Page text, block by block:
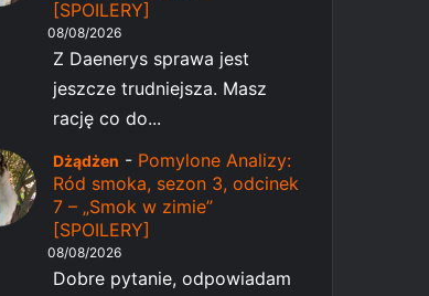
[SPOILERY]
08/08/2026
Z Daenerys sprawa jest
jeszcze trudniejsza. Masz
rację co do...
Dżądżen - Pomylone Analizy:
Ród smoka, sezon 3, odcinek
7 – „Smok w zimie”
[SPOILERY]
08/08/2026
Dobre pytanie, odpowiadam